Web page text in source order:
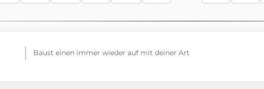
Baust einen immer wieder auf mit deiner Art